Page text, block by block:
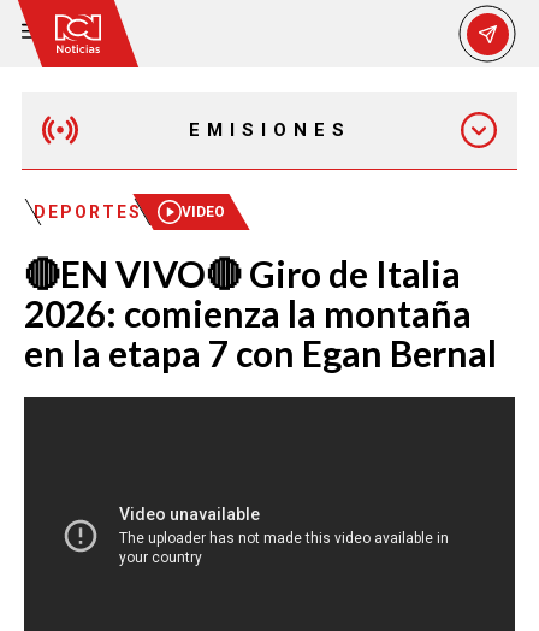
EMISIONES
MAÑANA EXPRESS
EMISIÓN 12:30 PM
EMISIÓN 7:00 PM
DEPORTES VIDEO
🔴EN VIVO🔴 Giro de Italia
2026: comienza la montaña
en la etapa 7 con Egan Bernal